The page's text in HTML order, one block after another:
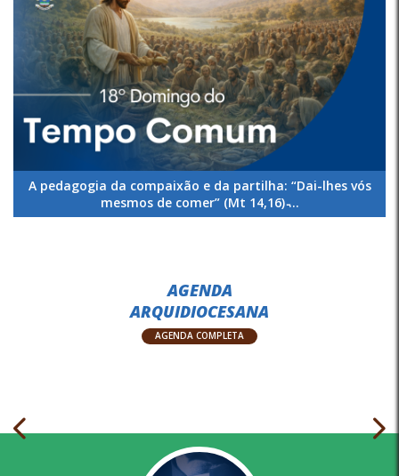
A pedagogia da compaixão e da partilha: “Dai-lhes vós
mesmos de comer” (Mt 14,16) ̵...
AGENDA
ARQUIDIOCESANA
AGENDA COMPLETA